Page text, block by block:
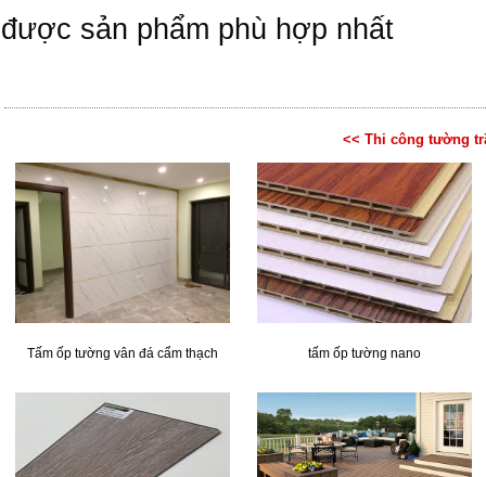
được sản phẩm phù hợp nhất
<< Thi công tường
Tấm ốp tường vân đá cẩm thạch tấm ốp tường nano